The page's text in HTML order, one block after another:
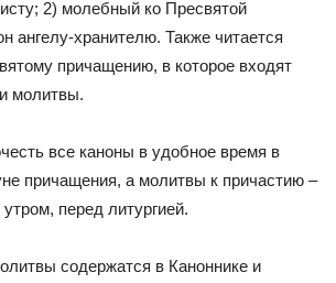
2) молебный ко Пресвятой
ангелу-хранителю. Также читается
причащению, в которое входят
молитвы.
все каноны в удобное время в
причащения, а молитвы к причастию –
перед литургией.
содержатся в Каноннике и